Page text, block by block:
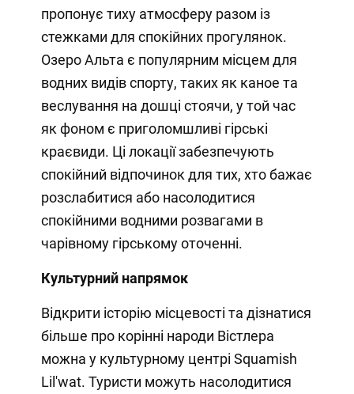
пропонує тиху атмосферу разом із
стежками для спокійних прогулянок.
Озеро Альта є популярним місцем для
водних видів спорту, таких як каное та
веслування на дошці стоячи, у той час
як фоном є приголомшливі гірські
краєвиди. Ці локації забезпечують
спокійний відпочинок для тих, хто бажає
розслабитися або насолодитися
спокійними водними розвагами в
чарівному гірському оточенні.
Культурний напрямок
Відкрити історію місцевості та дізнатися
більше про корінні народи Вістлера
можна у культурному центрі Squamish
Lil'wat. Туристи можуть насолодитися